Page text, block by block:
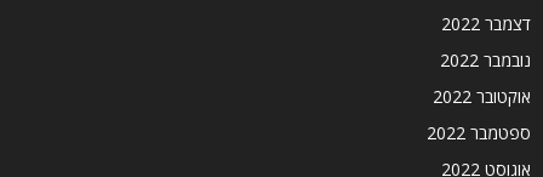
דצמבר 2022
נובמבר 2022
אוקטובר 2022
ספטמבר 2022
אוגוסט 2022